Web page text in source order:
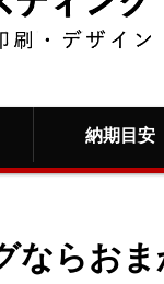
納期目安
ならお